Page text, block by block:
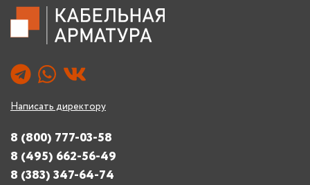
Написать директору
8 (800) 777-03-58
8 (495) 662-56-49
8 (383) 347-64-74